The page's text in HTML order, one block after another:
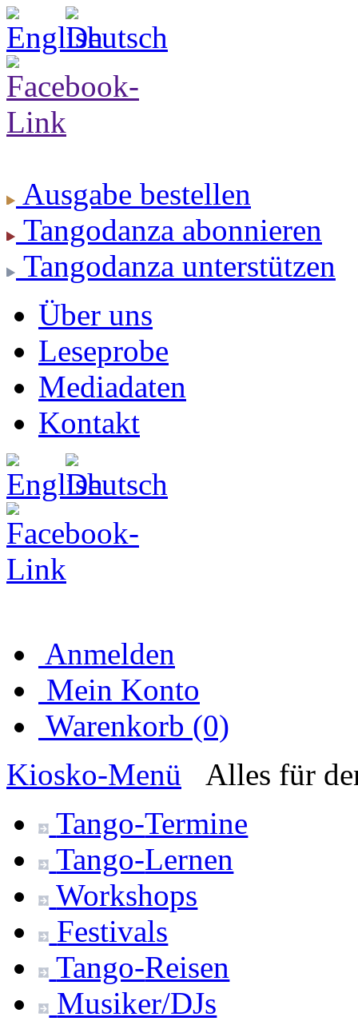
Ausgabe bestellen
Tangodanza abonnieren
Tangodanza unterstützen
Über uns
Leseprobe
Mediadaten
Kontakt
Anmelden
Mein Konto
Warenkorb (0)
Kiosko-Menü
Alles für
Tango-Termine
Tango-Lernen
Workshops
Festivals
Tango-Reisen
Musiker/DJs